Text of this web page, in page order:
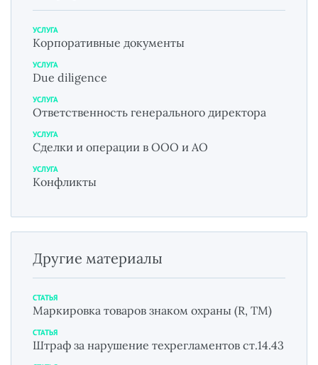
УСЛУГА
Корпоративные документы
УСЛУГА
Due diligence
УСЛУГА
Ответственность генерального директора
УСЛУГА
Сделки и операции в ООО и АО
УСЛУГА
Конфликты
Другие материалы
СТАТЬЯ
Маркировка товаров знаком охраны (R, TM)
СТАТЬЯ
Штраф за нарушение техрегламентов ст.14.43